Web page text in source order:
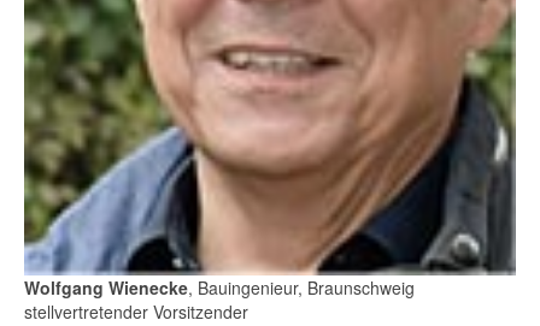
Wolfgang Wienecke, Bauingenieur, Braunschweig
stellvertretender Vorsitzender